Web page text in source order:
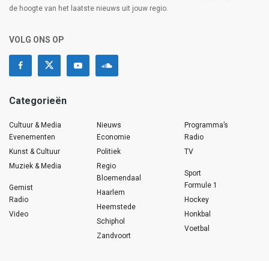
de hoogte van het laatste nieuws uit jouw regio.
VOLG ONS OP
Categorieën
Cultuur & Media
Evenementen
Kunst & Cultuur
Muziek & Media
Gemist
Radio
Video
Nieuws
Economie
Politiek
Regio
Bloemendaal
Haarlem
Heemstede
Schiphol
Zandvoort
Programma’s
Radio
TV
Sport
Formule 1
Hockey
Honkbal
Voetbal